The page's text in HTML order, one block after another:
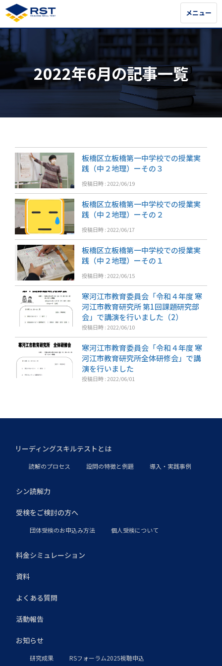
メニュー
メニュー
2022年6月の記事一覧
板橋区立板橋第一中学校での授業実
践（中２地理）ーその３
投稿日時 : 2022/06/19
カテゴリ: 研究授業
板橋区立板橋第一中学校での授業実
践（中２地理）ーその２
投稿日時 : 2022/06/17
カテゴリ: 研究授業
板橋区立板橋第一中学校での授業実
践（中２地理）ーその１
投稿日時 : 2022/06/15
カテゴリ: 研究授業
寒河江市教育委員会「令和４年度 寒
河江市教育研究所 第1回課題研究部
会」で講演を行いました（2）
投稿日時 : 2022/06/10
カテゴリ: 講演会
寒河江市教育委員会「令和４年度 寒
河江市教育研究所全体研修会」で講
演を行いました
投稿日時 : 2022/06/01
カテゴリ: 講演会
リーディングスキルテストとは
読解のプロセス 設問の特徴と例題 導入・実践事例
シン読解力
受検をご検討の方へ
団体受検のお申込み方法 個人受検について
料金シミュレーション
資料
よくある質問
活動報告
お知らせ
研究成果 RSフォーラム2025視聴申込